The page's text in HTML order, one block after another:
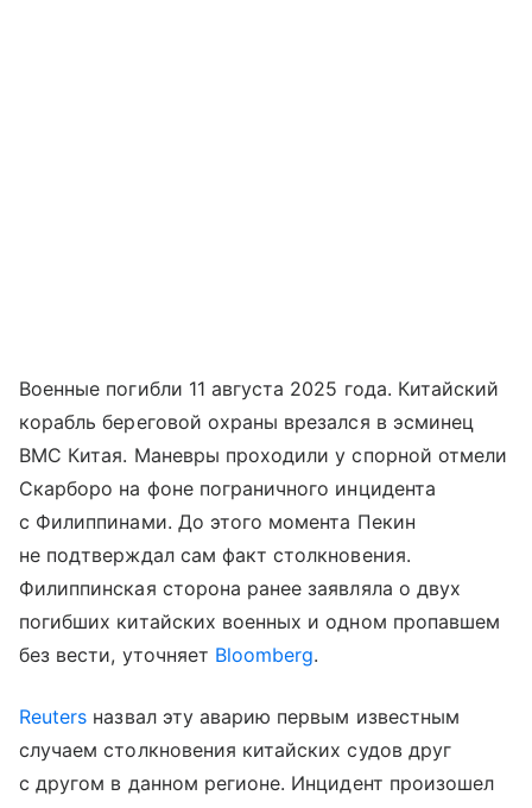
Военные погибли 11 августа 2025 года. Китайский
корабль береговой охраны врезался в эсминец
ВМС Китая. Маневры проходили у спорной отмели
Скарборо на фоне пограничного инцидента
с Филиппинами. До этого момента Пекин
не подтверждал сам факт столкновения.
Филиппинская сторона ранее заявляла о двух
погибших китайских военных и одном пропавшем
без вести, уточняет Bloomberg.
Reuters назвал эту аварию первым известным
случаем столкновения китайских судов друг
с другом в данном регионе. Инцидент произошел